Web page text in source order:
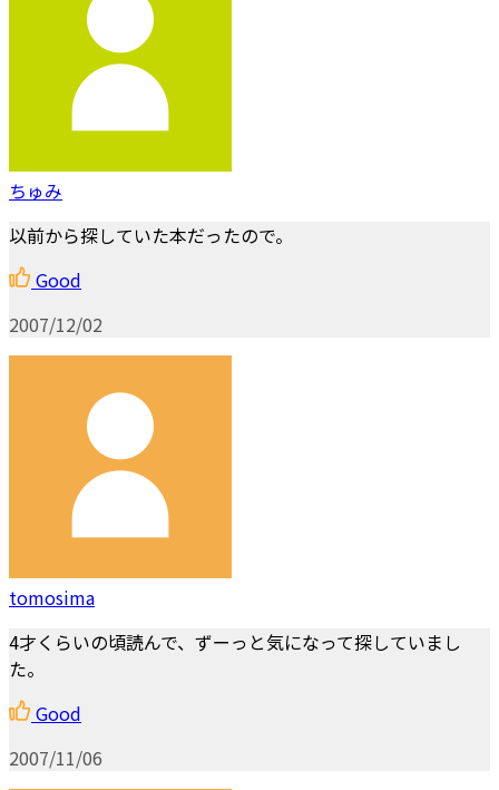
ちゅみ
以前から探していた本だったので。
Good
2007/12/02
tomosima
4才くらいの頃読んで、ずーっと気になって探していまし
た。
Good
2007/11/06